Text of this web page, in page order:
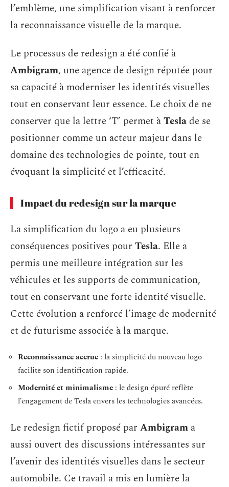
l’emblème, une simplification visant à renforcer
la reconnaissance visuelle de la marque.
Le processus de redesign a été confié à
Ambigram, une agence de design réputée pour
sa capacité à moderniser les identités visuelles
tout en conservant leur essence. Le choix de ne
conserver que la lettre ‘T’ permet àTeslade se
positionner comme un acteur majeur dans le
domaine des technologies de pointe, tout en
évoquant la simplicité et l’efficacité.
Impact du redesign sur la marque
La simplification du logo a eu plusieurs
conséquences positives pour Tesla. Elle a
permis une meilleure intégration sur les
véhicules et les supports de communication,
tout en conservant une forte identité visuelle.
Cette évolution a renforcé l’image de modernité
et de futurisme associée à la marque.
Reconnaissance accrue : la simplicité du nouveau logo
facilite son identification rapide.
Modernité et minimalisme : le design épuré reflète
l’engagement de Tesla envers les technologies avancées.
Le redesign fictif proposé par Ambigram a
aussi ouvert des discussions intéressantes sur
l’avenir des identités visuelles dans le secteur
automobile. Ce travail a mis en lumière la